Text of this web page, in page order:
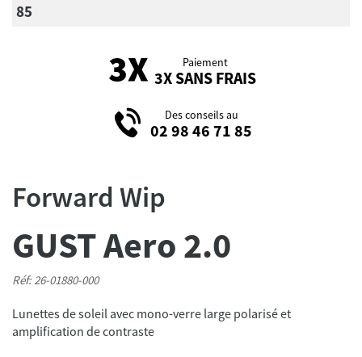
85
Paiement
3X SANS FRAIS
Des conseils au
02 98 46 71 85
Forward Wip
GUST Aero 2.0
Réf: 26-01880-000
Lunettes de soleil avec mono-verre large polarisé et
amplification de contraste